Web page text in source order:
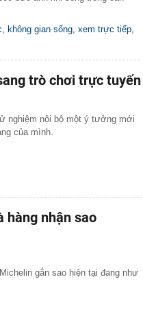
ngân hàng
tốc trước khi ngủ
, không gian sống, xem trực tiếp,
trò chơi trực tuyến
nghiệm nội bộ một ý tưởng mới
của mình.
hàng nhận sao
gắn sao hiện tại đang như